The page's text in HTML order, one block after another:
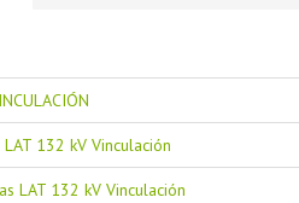
132 kV Vinculación
LAT 132 kV Vinculación